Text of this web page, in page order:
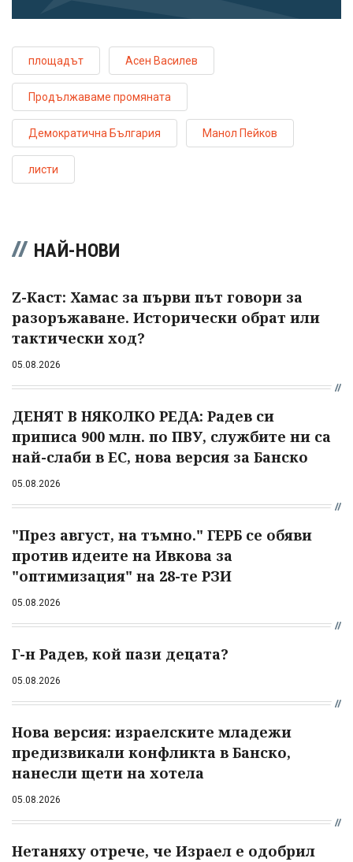
площадът Асен Василев
Продължаваме промяната
Демократична България Манол Пейков
листи
НАЙ-НОВИ
Z-Каст: Хамас за първи път говори за
разоръжаване. Исторически обрат или
тактически ход?
05.08.2026
ДЕНЯТ В НЯКОЛКО РЕДА: Радев си
приписа 900 млн. по ПВУ, службите ни са
най-слаби в ЕС, нова версия за Банско
05.08.2026
"През август, на тъмно." ГЕРБ се обяви
против идеите на Ивкова за
"оптимизация" на 28-те РЗИ
05.08.2026
Г-н Радев, кой пази децата?
05.08.2026
Нова версия: израелските младежи
предизвикали конфликта в Банско,
нанесли щети на хотела
05.08.2026
Нетаняху отрече, че Израел е одобрил